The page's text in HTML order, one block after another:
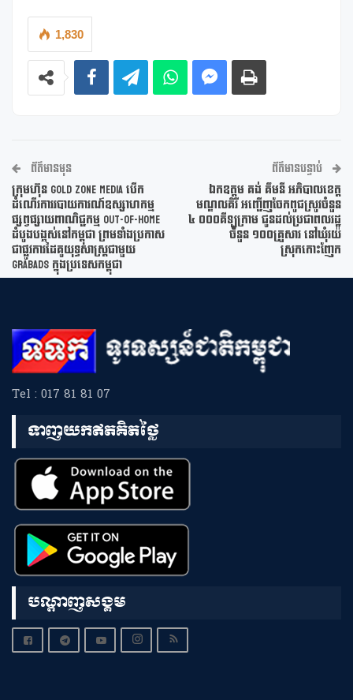
1,830
ព័ត៌មានមុន
ក្រុមហ៊ុន GOLD ZONE MEDIA បើក
ដំណើរការរបាយការណ៍ឧស្សាហកម្ម
ផ្សព្វផ្សាយពាណិជ្ជកម្ម OUT-OF-HOME
ដំបូងបង្អស់នៅកម្ពុជា ព្រមទាំងប្រកាស
ជាផ្លូវការដៃគូយុទ្ធសាស្ត្រជាមួយ
GRABADS ក្នុងប្រទេសកម្ពុជា
ព័ត៌មានបន្ទាប់
ឯកឧត្តម គង់ គឹមនី អភិបាលខេត្ត
មណ្ឌលគិរី អញ្ជើញចែកពូជស្រូវចំនួន
៤ ០០០គីឡូក្រាម ជូនដល់ប្រជាពលរដ្ឋ
ចំនួន ១០០គ្រួសារ នៅឃុំរយ៉
ស្រុកកោះញែក
Tel : 017 81 81 07
ទាញយកឥតគិតថ្លៃ
បណ្តាញសង្គម